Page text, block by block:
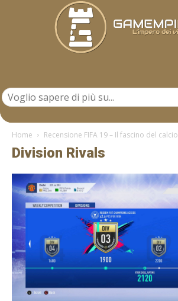
Home Recensione FIFA 19 – Il fascino del calcio
Division Rivals